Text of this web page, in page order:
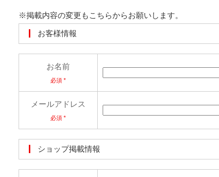
※掲載内容の変更もこちらからお願いします。
お客様情報
お名前
必須
メールアドレス
必須
ショップ掲載情報